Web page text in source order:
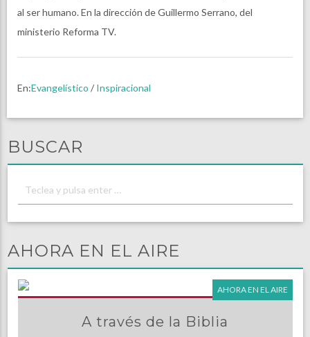
al ser humano. En la dirección de Guillermo Serrano, del
ministerio Reforma TV.
En:Evangelístico / Inspiracional
BUSCAR
AHORA EN EL AIRE
AHORA EN EL AIRE
A través de la Biblia